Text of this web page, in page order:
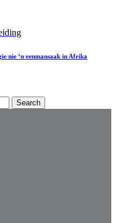
nie ‘n eenmansaak in Afrika